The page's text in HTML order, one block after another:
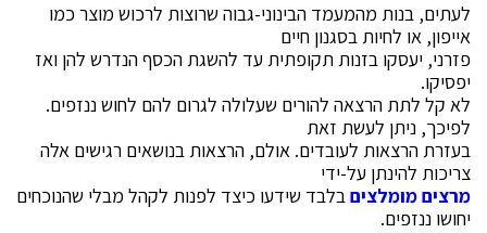
לעתים, בנות מהמעמד הבינוני-גבוה שרוצות לרכוש מוצר כמו
אייפון, או לחיות בסגנון חיים
פזרני, יעסקו בזנות תקופתית עד להשגת הכסף הנדרש להן ואז
יפסיקו.
לא קל לתת הרצאה להורים שעלולה לגרום להם לחוש ננזפים.
לפיכך, ניתן לעשת זאת
בעזרת הרצאות לעובדים. אולם, הרצאות בנושאים רגישים אלה
צריכות להינתן על-ידי
מרצים מומלציםבלבד שידעו כיצד לפנות לקהל מבלי שהנוכחים
יחושו ננזפים.